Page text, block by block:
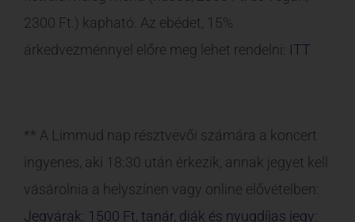
Jegyárak: 1500 Ft, tanár, diák és nyugdíjas jegy:
999 Ft
Nézd meg a Limmud